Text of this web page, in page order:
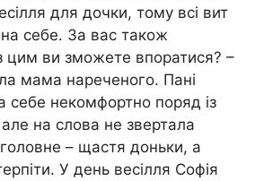
для дочки, тому всі вит
себе. За вас також
цим ви зможете впоратися? –
мама нареченого. Пані
себе некомфортно поряд із
на слова не звертала
– щастя доньки, а
У день весілля Софія